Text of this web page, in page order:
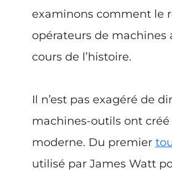
examinons comment le
opérateurs de machines
cours de l’histoire.
Il n’est pas exagéré de
machines-outils ont
moderne. Du premier
utilisé par James Watt